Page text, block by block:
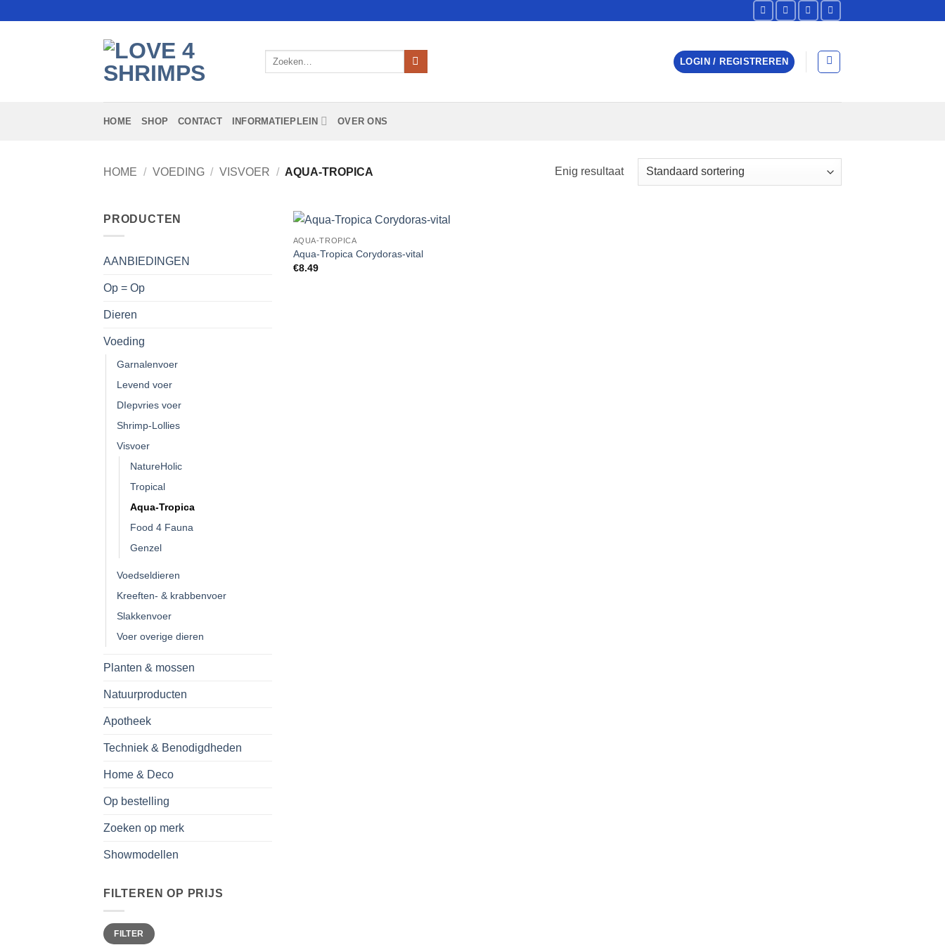
Zoeken
LOGIN / REGISTREREN
HOME SHOP CONTACT INFORMATIEPLEIN OVER ONS
HOME / VOEDING / VISVOER / AQUA-TROPICA Enig resultaat
PRODUCTEN
AANBIEDINGEN
Op = Op
Dieren
Voeding
Garnalenvoer
Levend voer
DIepvries voer
Shrimp-Lollies
Visvoer
NatureHolic
Tropical
Aqua-Tropica
Food 4 Fauna
Genzel
Voedseldieren
Kreeften- & krabbenvoer
Slakkenvoer
Voer overige dieren
Planten & mossen
Natuurproducten
Apotheek
Techniek & Benodigdheden
Home & Deco
Op bestelling
Zoeken op merk
Showmodellen
FILTEREN OP PRIJS
Min.
prijs
Max.
prijsFILTER
AQUA-TROPICA
Aqua-Tropica Corydoras-vital
€8.49